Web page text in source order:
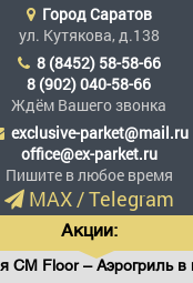
ГородСаратов
ул. Кутякова, д.138
8 (8452) 58-58-66
8 (902) 040-58-66
Ждём Вашего звонка
exclusive-parket@mail.ru
office@ex-parket.ru
Пишите в любое время
MAX/Telegram
Акции:
– Аэрогриль в